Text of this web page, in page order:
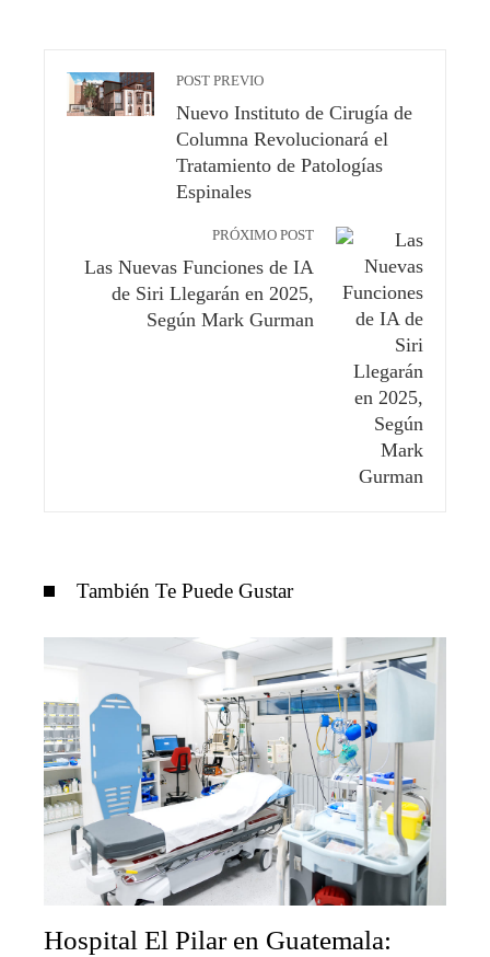
POST PREVIO
Nuevo Instituto de Cirugía de
Columna Revolucionará el
Tratamiento de Patologías
Espinales
PRÓXIMO POST
Las Nuevas Funciones de IA
de Siri Llegarán en 2025,
Según Mark Gurman
También Te Puede Gustar
Hospital El Pilar en Guatemala: